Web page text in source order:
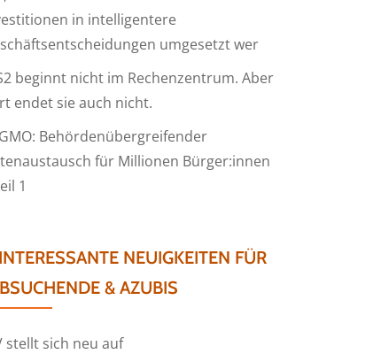
in intelligentere
umgesetzt wer
beginnt nicht im Rechenzentrum. Aber
endet sie auch nicht.
Behördenübergreifender
für Millionen Bürger:innen
1
INTERESSANTE NEUIGKEITEN FÜR
& AZUBIS
stellt sich neu auf